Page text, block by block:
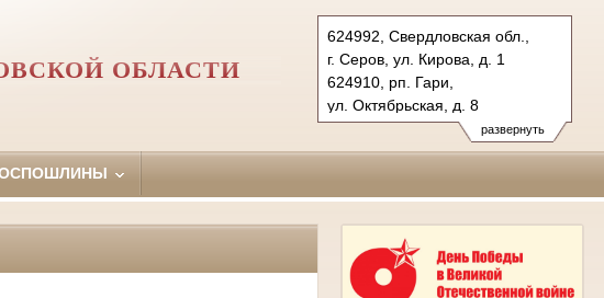
развернуть
624992, Свердловская обл.,
г. Серов, ул. Кирова, д. 1
624910, рп. Гари,
ул. Октябрьская, д. 8
624971, рп. Сосьва, ул. Ленина,
д. 2 А
(34385) 4-40-18
serovsky.svd@sudrf.ru
garinsky.svd@sudrf.ru
od.serovsky.svd@sudrf.ru
ОБЛАСТИ